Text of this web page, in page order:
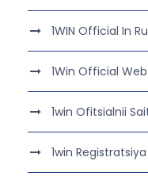
1WIN Official In
1Win Official
1win Ofitsialnii
1win